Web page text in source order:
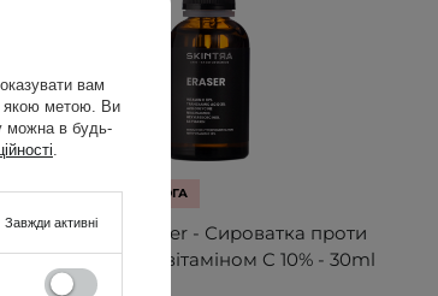
ВИБІР КОСМЕТОЛОГА
SkinTra - Eraser - Сироватка проти
пігментації з вітаміном C 10% - 30ml
вам
якою метою. Ви
можна в будь-
.
Завжди активні